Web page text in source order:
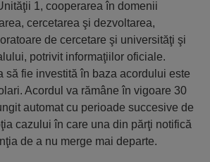
1, cooperarea în domenii
cercetarea şi dezvoltarea,
de cercetare şi universităţi şi
potrivit informaţiilor oficiale.
să fie investită în baza acordului este
Acordul va rămâne în vigoare 30
automat cu perioade succesive de
cazului în care una din părţi notifică
de a nu merge mai departe.